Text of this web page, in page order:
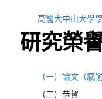
高醫大中山大學
研究榮
（一）論文（感
（二）恭賀